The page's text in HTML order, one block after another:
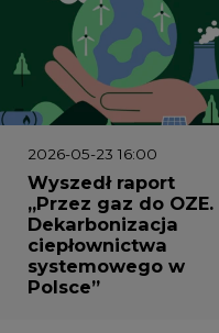
2026-05-23 16:00
Wyszedł raport
„Przez gaz do OZE.
Dekarbonizacja
ciepłownictwa
systemowego w
Polsce”